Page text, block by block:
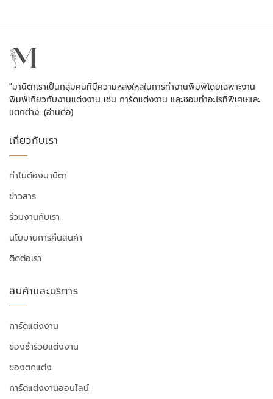
"มานิตาเราเป็นกลุ่มคนที่มีความหลงใหลในการทำงานพิมพ์โดยเฉพาะงาน
พิมพ์เกี่ยวกับงานแต่งงาน เช่น การ์ดแต่งงาน และชอบทำอะไรที่พิเศษและ
แตกต่าง…(อ่านต่อ)
เกี่ยวกับเรา
ทำไมต้องมานิตา
ข่าวสาร
ร่วมงานกับเรา
นโยบายการคืนสินค้า
ติดต่อเรา
สินค้าและบริการ
การ์ดแต่งงาน
ของชำร่วยแต่งงาน
ของตกแต่ง
การ์ดแต่งงานออนไลน์